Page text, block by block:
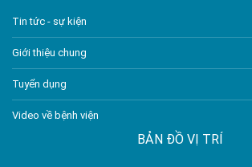
Tin tức - sự kiện
Giới thiệu chung
Tuyển dụng
Video về bệnh viện
BẢN ĐỒ VỊ TRÍ